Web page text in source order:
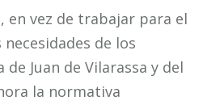
en vez de trabajar para el
de los
Juan de Vilarassa y del
la normativa